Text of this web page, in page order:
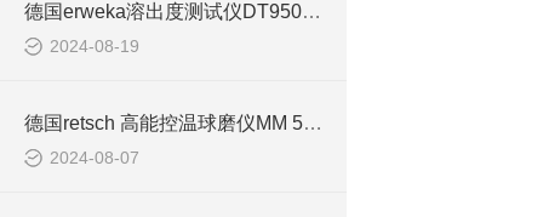
德国erweka溶出度测试仪DT950系列的介绍
2024-08-19
德国retsch 高能控温球磨仪MM 500 CONTROL的产品介绍
2024-08-07